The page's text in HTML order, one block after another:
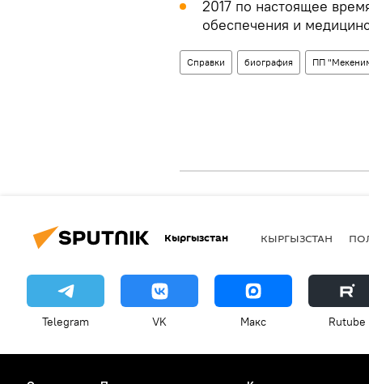
2017 по настоящее
обеспечения и
Справки биография ПП
Кыргызстан КЫРГЫЗСТАН
Telegram VK Макс Rutube